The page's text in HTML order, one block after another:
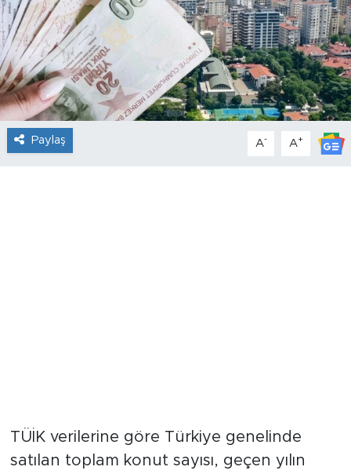
Paylaş A- A+
TÜİK verilerine göre Türkiye genelinde
satılan toplam konut sayısı, geçen yılın